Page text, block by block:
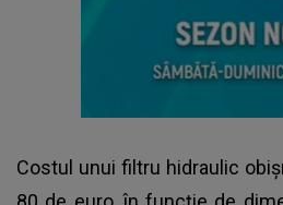
Costul unui filtru hidraulic